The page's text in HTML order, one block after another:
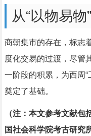
从“以物易
商朝集市的存在，标志
度化交易的过渡，尽管
一阶段的积累，为西周
奠定了基础。
（注：本文参考文献
国社会科学院考古研究